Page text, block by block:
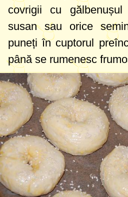
covrigii cu
susan sau orice
puneți în cuptorul
până se rumenesc